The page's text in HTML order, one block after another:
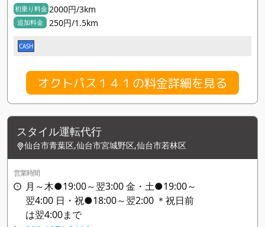
初乗り料金 2000円/3km
追加料金 250円/1.5km
CASH
オクトパス１４１の料金詳細を見る
スタイル運転代行
仙台市青葉区,仙台市宮城野区,仙台市若林区
営業時間
月～木●19:00～翌3:00 金・土●19:00～
翌4:00 日・祝●18:00～翌2:00 ＊祝日前
は翌4:00まで